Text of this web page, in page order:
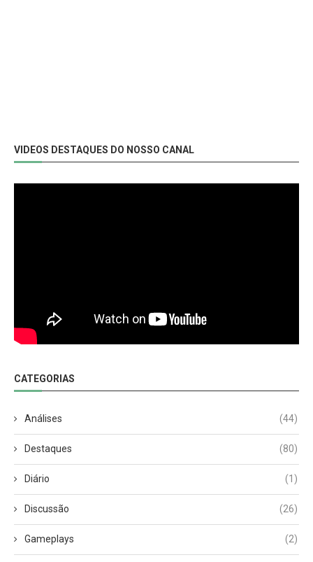
VIDEOS DESTAQUES DO NOSSO CANAL
CATEGORIAS
Análises (44)
Destaques (80)
Diário (1)
Discussão (26)
Gameplays (2)